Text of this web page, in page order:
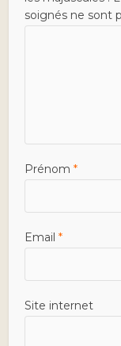
soignés ne sont
Prénom*
Email*
Site internet